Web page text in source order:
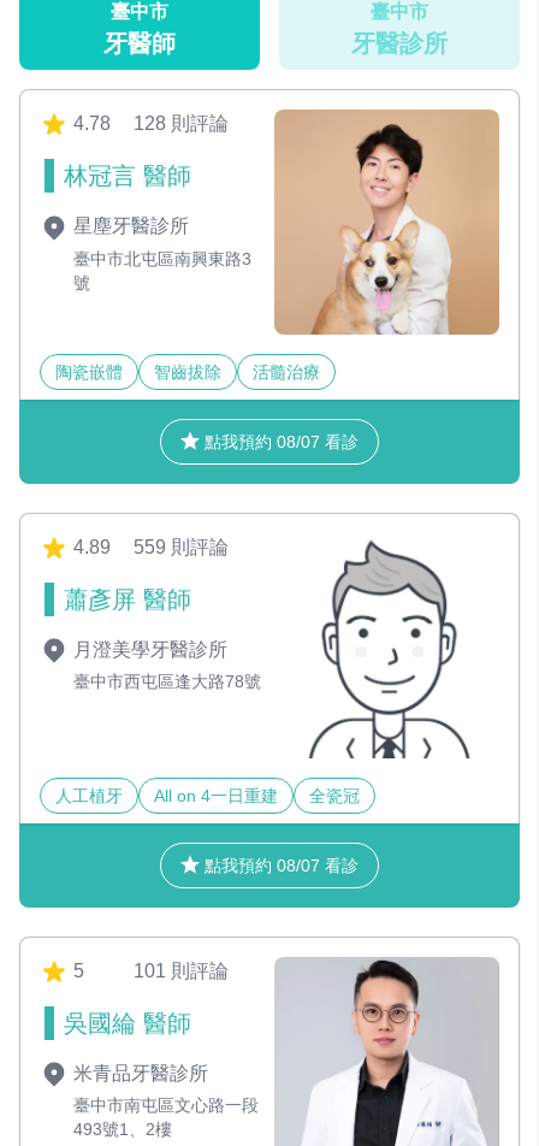
臺中市
牙醫師
臺中市
牙醫診所
4.78 128 則評論
林冠言 醫師
星塵牙醫診所
臺中市北屯區南興東路3
號
陶瓷嵌體 智齒拔除 活髓治療
點我預約 08/07 看診
4.89 559 則評論
蕭彥屏 醫師
月澄美學牙醫診所
臺中市西屯區逢大路78號
人工植牙 All on 4一日重建 全瓷冠
點我預約 08/07 看診
5 101 則評論
吳國綸 醫師
米青品牙醫診所
臺中市南屯區文心路一段
493號1、2樓